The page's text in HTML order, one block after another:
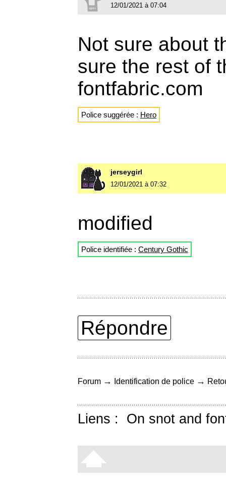
12/01/2021 à 07:04
Not sure about
sure the rest of
fontfabric.com
Police suggérée : Hero
jerseygirl
12/01/2021 à 07:32
modified
Police identifiée : Century Gothic
Répondre
Forum → Identification de police →
Liens : On snot and